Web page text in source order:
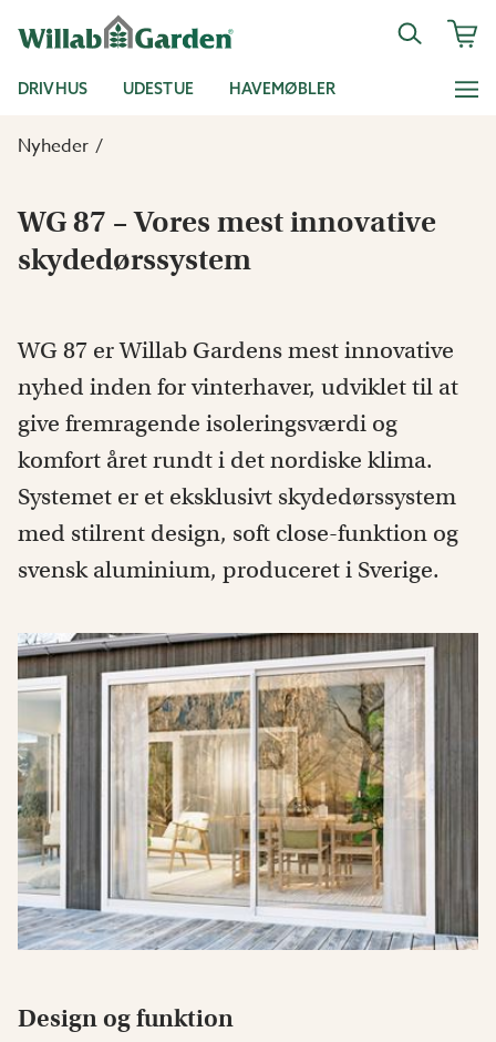
DRIVHUS UDESTUE HAVEMØBLER
Nyheder
WG 87 – Vores mest innovative
skydedørssystem
WG 87 er Willab Gardens mest innovative
nyhed inden for vinterhaver, udviklet til at
give fremragende isoleringsværdi og
komfort året rundt i det nordiske klima.
Systemet er et eksklusivt skydedørssystem
med stilrent design, soft close-funktion og
svensk aluminium, produceret i Sverige.
Design og funktion